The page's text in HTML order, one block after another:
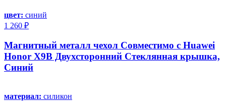
цвет: синий
1 260 ₽
Магнитный металл чехол Совместимо с Huawei
Honor X9B Двухсторонний Стеклянная крышка,
Синий
материал: силикон